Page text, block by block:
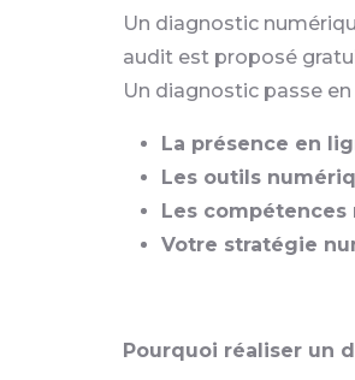
Un diagnostic
audit est proposé
Un diagnostic passe
La présence en
Les outils
Les
Votre stratégie
Pourquoi réaliser un